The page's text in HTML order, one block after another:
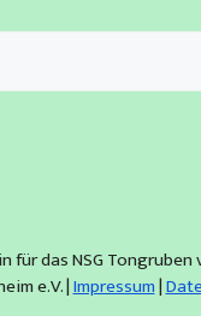
für das NSG Tongruben
e.V. |Impressum|